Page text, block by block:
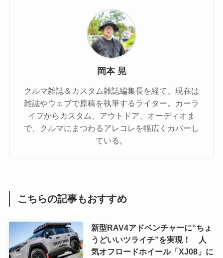
岡本 晃
クルマ雑誌＆カスタム雑誌編集長を経て、現在は
雑誌やウェブで原稿を執筆するライター。カーラ
イフからカスタム、アウトドア、オーディオま
で、クルマにまつわるアレコレを幅広くカバーし
ている。
こちらの記事もおすすめ
新型RAV4アドベンチャーに“ちょ
うどいいツライチ”を実現！ 人
気オフロードホイール「XJ08」に